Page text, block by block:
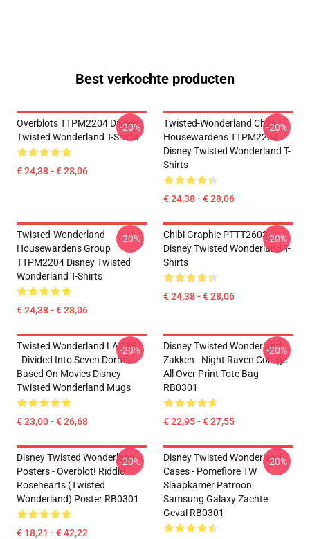
Best verkochte producten
Overblots TTPM2204 Disney
Twisted Wonderland T-Shirts
€ 24,38 - € 28,06
-20%
Twisted-Wonderland Chibi
Housewardens TTPM2204
Disney Twisted Wonderland T-
Shirts
€ 24,38 - € 28,06
-20%
Twisted-Wonderland
Housewardens Group
TTPM2204 Disney Twisted
Wonderland T-Shirts
€ 24,38 - € 28,06
-20%
Chibi Graphic PTTT2603
Disney Twisted Wonderland T-
Shirts
€ 24,38 - € 28,06
-20%
Twisted Wonderland LA 2801
- Divided Into Seven Dorms
Based On Movies Disney
Twisted Wonderland Mugs
€ 23,00 - € 26,68
-20%
Disney Twisted Wonderland
Zakken - Night Raven College
All Over Print Tote Bag
RB0301
€ 22,95 - € 27,55
-20%
Disney Twisted Wonderland
Posters - Overblot! Riddle
Rosehearts (Twisted
Wonderland) Poster RB0301
€ 18,21 - € 42,22
-20%
Disney Twisted Wonderland
Cases - Pomefiore TW
Slaapkamer Patroon
Samsung Galaxy Zachte
Geval RB0301
-20%